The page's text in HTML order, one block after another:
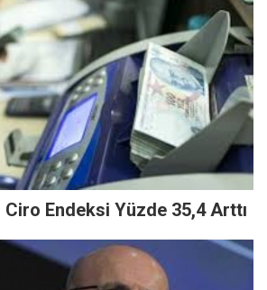
Endeksi Yüzde 35,4 Arttı